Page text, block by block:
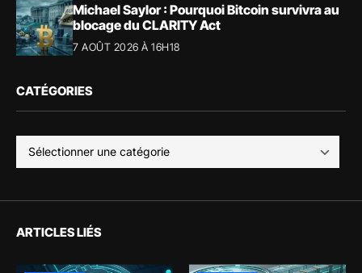
Michael Saylor : Pourquoi Bitcoin survivra au
blocage du CLARITY Act
7 AOÛT 2026 À 16H18
CATÉGORIES
ARTICLES LIÉS